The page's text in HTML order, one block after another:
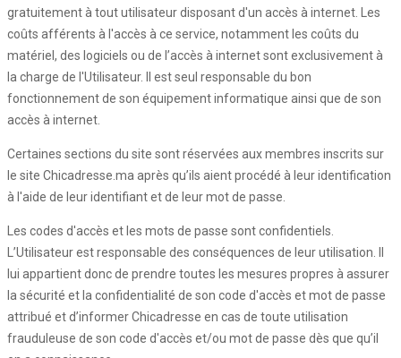
gratuitement à tout utilisateur disposant d'un accès à internet. Les
coûts afférents à l'accès à ce service, notamment les coûts du
matériel, des logiciels ou de l’accès à internet sont exclusivement à
la charge de l'Utilisateur. Il est seul responsable du bon
fonctionnement de son équipement informatique ainsi que de son
accès à internet.
Certaines sections du site sont réservées aux membres inscrits sur
le site Chicadresse.ma après qu’ils aient procédé à leur identification
à l'aide de leur identifiant et de leur mot de passe.
Les codes d'accès et les mots de passe sont confidentiels.
L’Utilisateur est responsable des conséquences de leur utilisation. Il
lui appartient donc de prendre toutes les mesures propres à assurer
la sécurité et la confidentialité de son code d'accès et mot de passe
attribué et d’informer Chicadresse en cas de toute utilisation
frauduleuse de son code d'accès et/ou mot de passe dès que qu’il